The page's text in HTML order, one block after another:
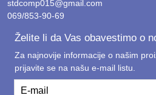
stdcomp015@gmail.com
069/853-90-69
Želite li da Vas obavestimo o
Za najnovije informacije o našim
prijavite se na našu e-mail listu.
E-mail